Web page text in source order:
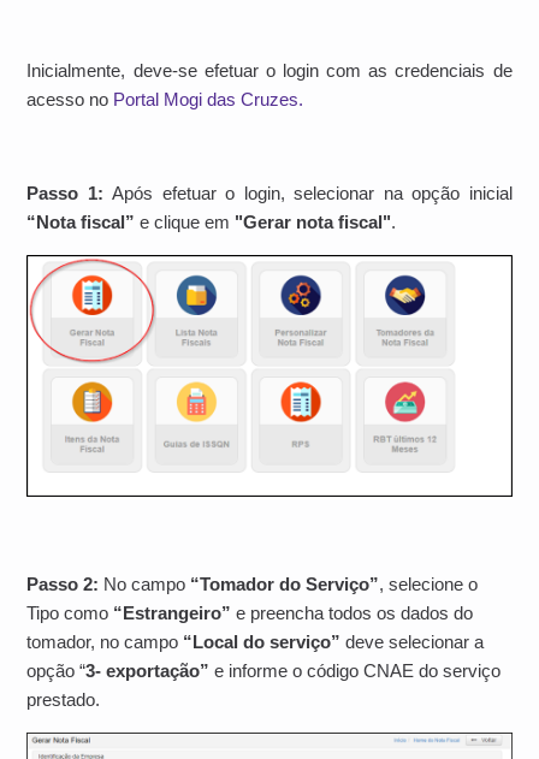
Inicialmente, deve-se efetuar o login com as credenciais de
acesso no Portal Mogi das Cruzes.
Passo 1:Após efetuar o login, selecionar na opção inicial
“Nota fiscal” e clique em "Gerar nota fiscal".
Passo 2: No campo “Tomador do Serviço”, selecione o
Tipo como “Estrangeiro” e preencha todos os dados do
tomador, no campo “Local do serviço” deve selecionar a
opção “3- exportação” e informe o código CNAE do serviço
prestado.